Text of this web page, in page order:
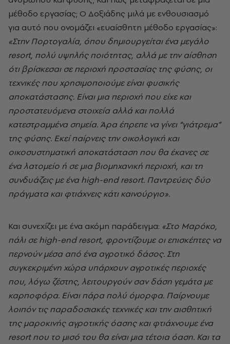
μέθοδο εργασίας; Ο Δοξιάδης μιλά με ενθουσιασμό
για αυτό που ονομάζει «ευαίσθητη μέθοδο εργασίας»:
«Στην Πορτογαλία, όπου δημιουργείται ένα μεγάλο
resort, πολύ υψηλής ποιότητας, αλλά με την αίσθηση
ότι βρίσκεσαι σε περιοχή προστασίας της φύσης, οι
τεχνικές που χρησιμοποιούμε είναι φυσικής
αποκατάστασης. Είναι μια περιοχή που είχε και
προστατευόμενα στοιχεία αλλά και πολλά
κατεστραμμένα σημεία. Άρα έπρεπε να γίνει “γιάτρεμα”
της φύσης. Εκεί παίρνεις την οικολογική και
οικοσυστηματική αποκατάσταση που θα έκανες σε
ένα λατομείο ή σε μια βιομηχανική περιοχή, και τη
συνδυάζεις με ένα high-end resort. Παντρεύεις δύο
πράγματα και φτιάχνεις κάτι καινούργιο».
Και συνεχίζει με ένα ακόμη παράδειγμα: «Στο Μαρόκο,
πάλι σε high-end resort, φροντίζουμε οι επισκέπτες να
περνούν μέσα από ένα αγροτικό δάσος. Στη
συγκεκριμένη χώρα υπάρχουν αγροτικές περιοχές
που, λόγω ζέστης, λειτουργούν σαν δάση γεμάτα με
καρποφόρα. Είναι πάρα πολύ όμορφα. Παίρνουμε
λοιπόν τις παραδοσιακές τεχνικές και την αισθητική
της μαροκινής αγροτικής όασης και φτιάχνουμε ένα
resort που το μισό του θα είναι μια τέτοια όαση. Και τα